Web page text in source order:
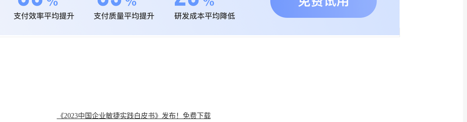
《2023中国企业敏捷实践白皮书》发布！免费下载